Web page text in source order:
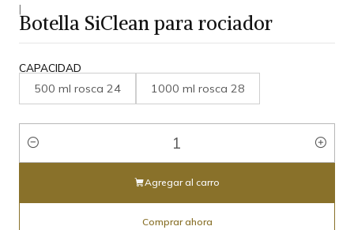
|
Botella SiClean para rociador
CAPACIDAD
500 ml rosca 24 1000 ml rosca 28
Cantidad
Agregar al carro
Comprar ahora